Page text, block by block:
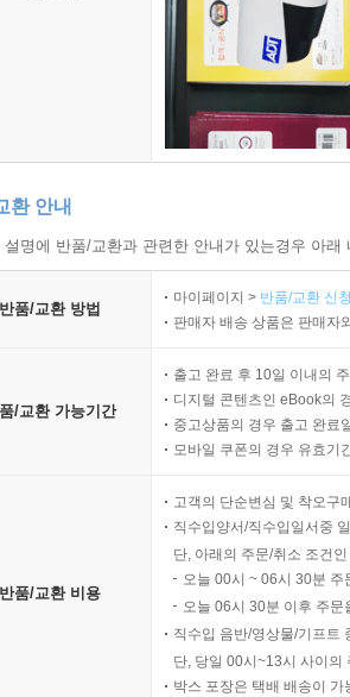
환 안내
명에 반품/교환과 관련한 안내가 있는경우 아
반품/교환 방법
마이페이지 > 반품/교환 신
판매자 배송 상품은 판매자
/교환 가능기간
출고 완료 후 10일 이내의
디지털 콘텐츠인 eBook의
중고상품의 경우 출고 완료
모바일 쿠폰의 경우 유효기
반품/교환 비용
고객의 단순변심 및 착오구
직수입양서/직수입일서중
단, 아래의 주문/취소 조건
오늘 00시 ~ 06시 30분
오늘 06시 30분 이후 주
직수입 음반/영상물/기프트
단, 당일 00시~13시 사이의
박스 포장은 택배 배송이